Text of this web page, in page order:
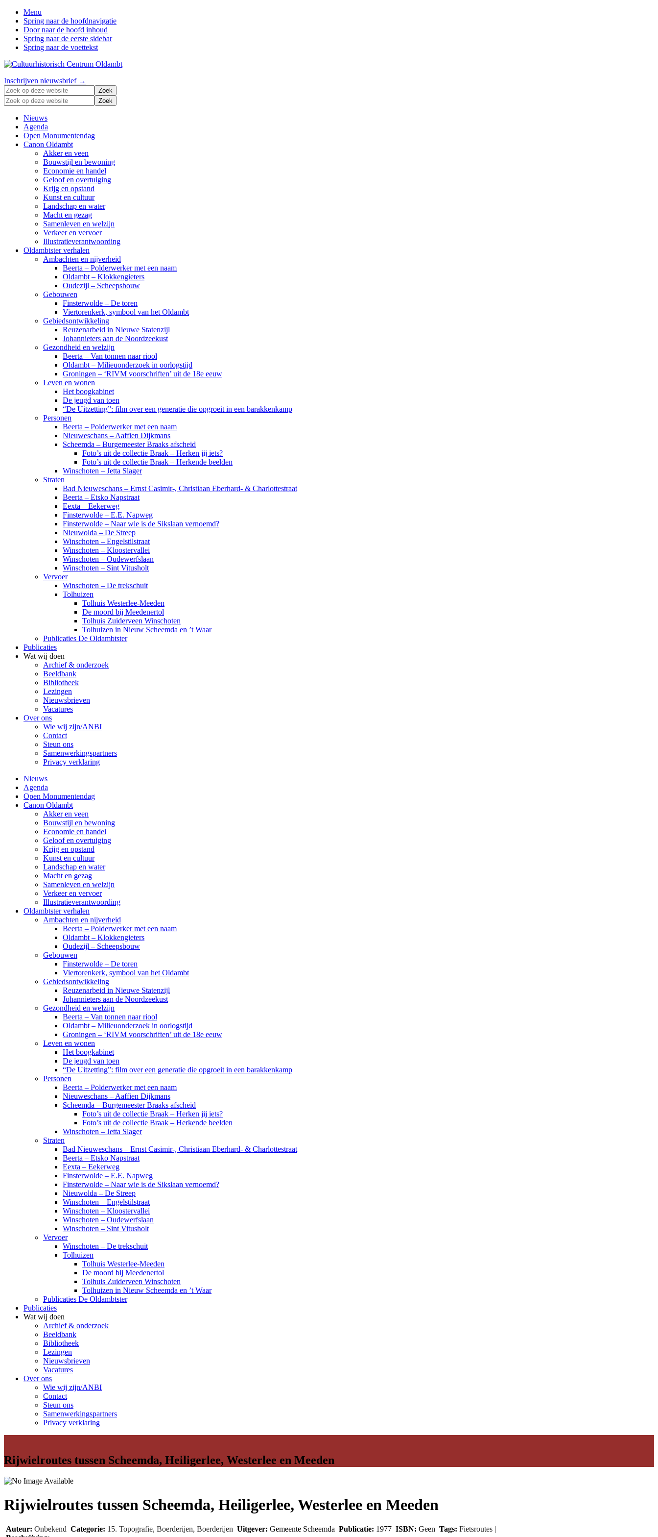
Menu
Spring naar de hoofdnavigatie
Door naar de hoofd inhoud
Spring naar de eerste sidebar
Spring naar de voettekst
Zonder
verleden
geen
toekomst
Header
Right
Inschrijven nieuwsbrief →
Zoek
op
deze
website
Zoek
op
deze
website
Nieuws
Agenda
Open Monumentendag
Canon Oldambt
Akker en veen
Bouwstijl en bewoning
Economie en handel
Geloof en overtuiging
Krijg en opstand
Kunst en cultuur
Landschap en water
Macht en gezag
Samenleven en welzijn
Verkeer en vervoer
Illustratieverantwoording
Oldambtster verhalen
Ambachten en nijverheid
Beerta – Polderwerker met een naam
Oldambt – Klokkengieters
Oudezijl – Scheepsbouw
Gebouwen
Finsterwolde – De toren
Viertorenkerk, symbool van het Oldambt
Gebiedsontwikkeling
Reuzenarbeid in Nieuwe Statenzijl
Johannieters aan de Noordzeekust
Gezondheid en welzijn
Beerta – Van tonnen naar riool
Oldambt – Milieuonderzoek in oorlogstijd
Groningen – ‘RIVM voorschriften’ uit de 18e eeuw
Leven en wonen
Het boogkabinet
De jeugd van toen
“De Uitzetting”: film over een generatie die opgroeit in een barakkenkamp
Personen
Beerta – Polderwerker met een naam
Nieuweschans – Aaffien Dijkmans
Scheemda – Burgemeester Braaks afscheid
Foto’s uit de collectie Braak – Herken jij iets?
Foto’s uit de collectie Braak – Herkende beelden
Winschoten – Jetta Slager
Straten
Bad Nieuweschans – Ernst Casimir-, Christiaan Eberhard- & Charlottestraat
Beerta – Etsko Napstraat
Eexta – Eekerweg
Finsterwolde – E.E. Napweg
Finsterwolde – Naar wie is de Sikslaan vernoemd?
Nieuwolda – De Streep
Winschoten – Engelstilstraat
Winschoten – Kloostervallei
Winschoten – Oudewerfslaan
Winschoten – Sint Vitusholt
Vervoer
Winschoten – De trekschuit
Tolhuizen
Tolhuis Westerlee-Meeden
De moord bij Meedenertol
Tolhuis Zuiderveen Winschoten
Tolhuizen in Nieuw Scheemda en ’t Waar
Publicaties De Oldambtster
Publicaties
Wat wij doen
Archief & onderzoek
Beeldbank
Bibliotheek
Lezingen
Nieuwsbrieven
Vacatures
Over ons
Wie wij zijn/ANBI
Contact
Steun ons
Samenwerkingspartners
Privacy verklaring
Nieuws
Agenda
Open Monumentendag
Canon Oldambt
Akker en veen
Bouwstijl en bewoning
Economie en handel
Geloof en overtuiging
Krijg en opstand
Kunst en cultuur
Landschap en water
Macht en gezag
Samenleven en welzijn
Verkeer en vervoer
Illustratieverantwoording
Oldambtster verhalen
Ambachten en nijverheid
Beerta – Polderwerker met een naam
Oldambt – Klokkengieters
Oudezijl – Scheepsbouw
Gebouwen
Finsterwolde – De toren
Viertorenkerk, symbool van het Oldambt
Gebiedsontwikkeling
Reuzenarbeid in Nieuwe Statenzijl
Johannieters aan de Noordzeekust
Gezondheid en welzijn
Beerta – Van tonnen naar riool
Oldambt – Milieuonderzoek in oorlogstijd
Groningen – ‘RIVM voorschriften’ uit de 18e eeuw
Leven en wonen
Het boogkabinet
De jeugd van toen
“De Uitzetting”: film over een generatie die opgroeit in een barakkenkamp
Personen
Beerta – Polderwerker met een naam
Nieuweschans – Aaffien Dijkmans
Scheemda – Burgemeester Braaks afscheid
Foto’s uit de collectie Braak – Herken jij iets?
Foto’s uit de collectie Braak – Herkende beelden
Winschoten – Jetta Slager
Straten
Bad Nieuweschans – Ernst Casimir-, Christiaan Eberhard- & Charlottestraat
Beerta – Etsko Napstraat
Eexta – Eekerweg
Finsterwolde – E.E. Napweg
Finsterwolde – Naar wie is de Sikslaan vernoemd?
Nieuwolda – De Streep
Winschoten – Engelstilstraat
Winschoten – Kloostervallei
Winschoten – Oudewerfslaan
Winschoten – Sint Vitusholt
Vervoer
Winschoten – De trekschuit
Tolhuizen
Tolhuis Westerlee-Meeden
De moord bij Meedenertol
Tolhuis Zuiderveen Winschoten
Tolhuizen in Nieuw Scheemda en ’t Waar
Publicaties De Oldambtster
Publicaties
Wat wij doen
Archief & onderzoek
Beeldbank
Bibliotheek
Lezingen
Nieuwsbrieven
Vacatures
Over ons
Wie wij zijn/ANBI
Contact
Steun ons
Samenwerkingspartners
Privacy verklaring
Rijwielroutes tussen Scheemda, Heiligerlee, Westerlee en Meeden
Rijwielroutes tussen Scheemda, Heiligerlee, Westerlee en Meeden
Auteur: Onbekend Categorie: 15. Topografie, Boerderijen, Boerderijen Uitgever: Gemeente Scheemda Publicatie: 1977 ISBN: Geen Tags: Fietsroutes |